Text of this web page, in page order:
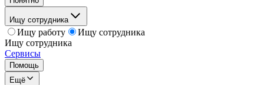
Ищу сотрудника
Ищу работу
Ищу сотрудника
Ищу сотрудника
Сервисы
Помощь
Ещё